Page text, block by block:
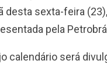
desta sexta-feira
pela
calendário será